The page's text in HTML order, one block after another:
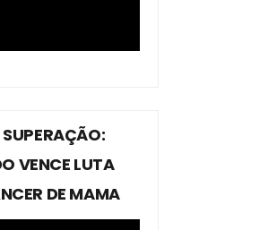
SUPERAÇÃO:
VENCE LUTA
DE MAMA